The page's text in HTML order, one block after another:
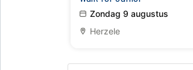
Zondag 9 augustus
Herzele